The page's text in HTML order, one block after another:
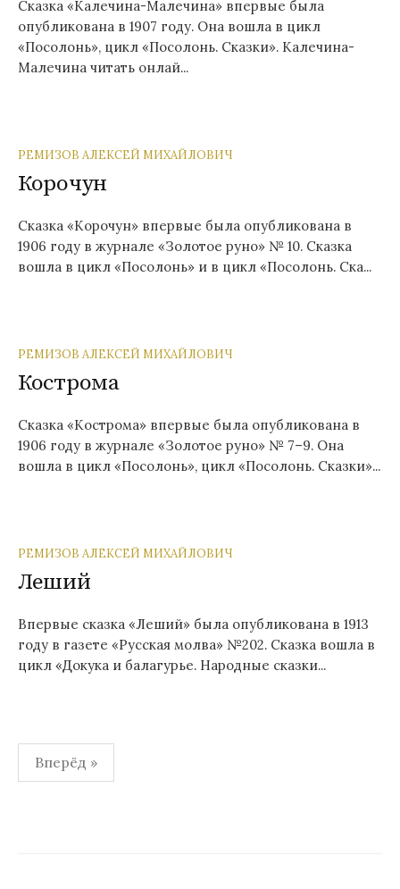
Сказка «Калечина-Малечина» впервые была
опубликована в 1907 году. Она вошла в цикл
«Посолонь», цикл «Посолонь. Сказки». Калечина-
Малечина читать онлай...
РЕМИЗОВ АЛЕКСЕЙ МИХАЙЛОВИЧ
Корочун
Сказка «Корочун» впервые была опубликована в
1906 году в журнале «Золотое руно» № 10. Сказка
вошла в цикл «Посолонь» и в цикл «Посолонь. Ска...
РЕМИЗОВ АЛЕКСЕЙ МИХАЙЛОВИЧ
Кострома
Сказка «Кострома» впервые была опубликована в
1906 году в журнале «Золотое руно» № 7–9. Она
вошла в цикл «Посолонь», цикл «Посолонь. Сказки»...
РЕМИЗОВ АЛЕКСЕЙ МИХАЙЛОВИЧ
Леший
Впервые сказка «Леший» была опубликована в 1913
году в газете «Русская молва» №202. Сказка вошла в
цикл «Докука и балагурье. Народные сказки...
Навигация
по
Вперёд »